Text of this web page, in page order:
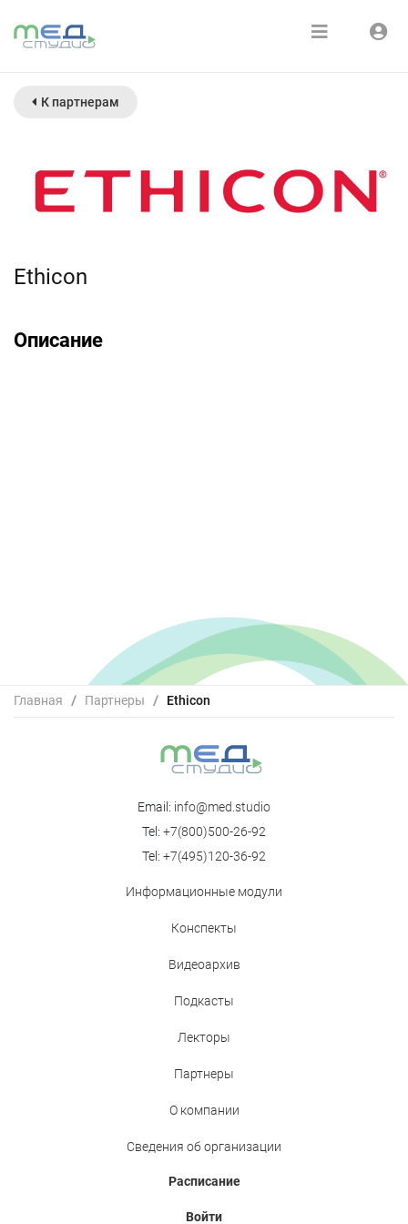
О нас
К партнерам
Ethicon
Описание
Главная / Партнеры / Ethicon
Email: info@med.studio
Tel: +7(800)500-26-92
Tel: +7(495)120-36-92
Информационные модули
Конспекты
Видеоархив
Подкасты
Лекторы
Партнеры
О компании
Сведения об организации
Расписание
Войти